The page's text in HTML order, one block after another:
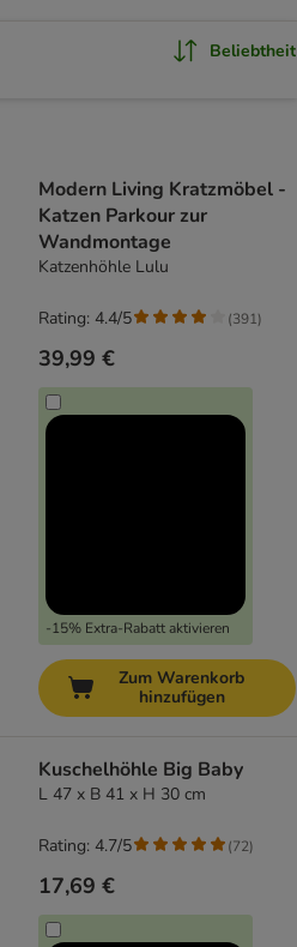
Beliebtheit
Modern Living Kratzmöbel -
Katzen Parkour zur
Wandmontage
Katzenhöhle Lulu
39,99 €
-15% Extra-Rabatt aktivieren
Rating: 4.4/5 (391)
Zum Warenkorb
hinzufügen
Kuschelhöhle Big Baby
L 47 x B 41 x H 30 cm
17,69 €
Rating: 4.7/5 (72)